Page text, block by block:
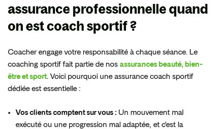
assurance professionnellequand
on est coach sportif ?
Coacher engage votre responsabilité à chaque séance. Le
coaching sportif fait partie de nos assurances beauté, bien-
être et sport. Voici pourquoi une assurance coach sportif
dédiée est essentielle :
Vos clients comptent sur vous : Un mouvement mal
exécuté ou une progression mal adaptée, et c'est la